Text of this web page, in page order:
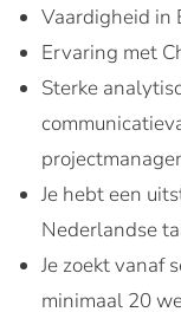
Vaardigheid in
Ervaring met
Sterke
Je hebt een
Nederlandse
Je zoekt vanaf
minimaal 20